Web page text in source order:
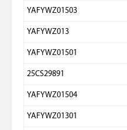
YAFYWZ01503
YAFYWZ013
YAFYWZ01501
25CS29891
YAFYWZ01504
YAFYWZ01301